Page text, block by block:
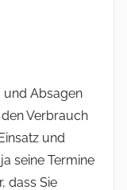
und Absagen
Verbrauch
und
seine Termine
dass Sie